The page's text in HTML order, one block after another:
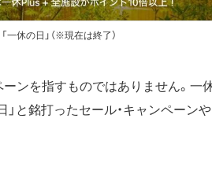
一休の日」（※現在は終了）
ーンを指すものではありません。一
日」と銘打ったセール・キャンペーン